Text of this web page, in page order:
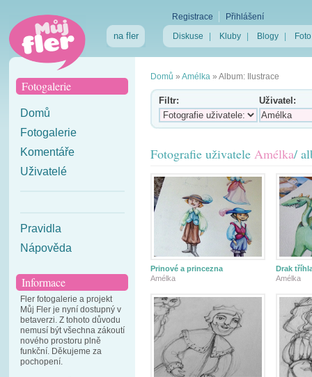
na fler
Registrace
Přihlášení
Diskuse
Kluby Blogy Foto
Fotogalerie
Domů
Fotogalerie
Komentáře
Uživatelé
Pravidla
Nápověda
Informace
Fler fotogalerie a projekt
Můj Fler je nyní dostupný v
betaverzi. Z tohoto důvodu
nemusí být všechna zákoutí
nového prostoru plně
funkční. Děkujeme za
pochopení.
Domů » Amélka » Album: Ilustrace
Filtr: Uživatel:
Fotografie uživatele Amélka/
Prinové a princezna
Amélka
Drak
Amélka